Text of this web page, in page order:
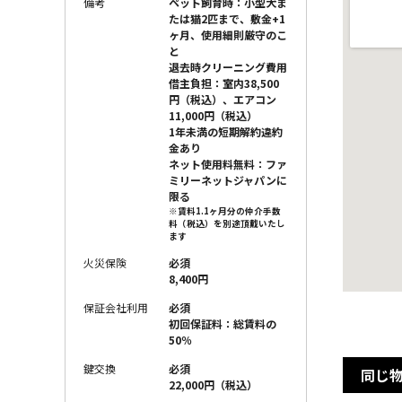
たは猫2匹まで、敷金+1
ヶ月、使用細則厳守のこ
と
退去時クリーニング費用
借主負担：室内38,500
円（税込）、エアコン
11,000円（税込）
1年未満の短期解約違約
金あり
ネット使用料無料：ファ
ミリーネットジャパンに
限る
※賃料1.1ヶ月分の仲介手数
料（税込）を別途頂戴いたし
ます
火災保険
必須
8,400円
保証会社利用
必須
初回保証料：総賃料の
50％
鍵交換
必須
22,000円（税込）
同じ